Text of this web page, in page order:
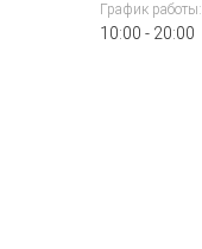
График работы:
10:00 - 20:00